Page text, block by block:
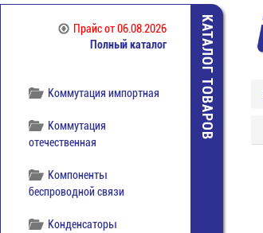
Прайсот 06.08.2026
Полный каталог
Кабельная продукция
Коммутация импортная
Коммутация
отечественная
Компоненты
беспроводной связи
Конденсаторы
КАТАЛОГ ТОВАРОВ